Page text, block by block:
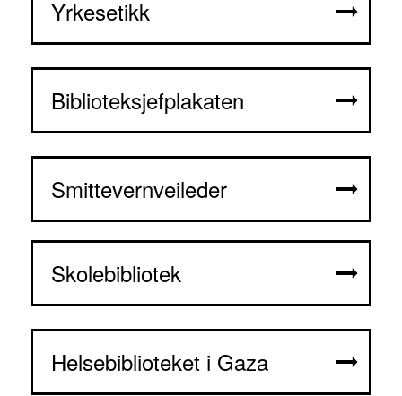
Yrkesetikk
Biblioteksjefplakaten
Smittevernveileder
Skolebibliotek
Helsebiblioteket i Gaza